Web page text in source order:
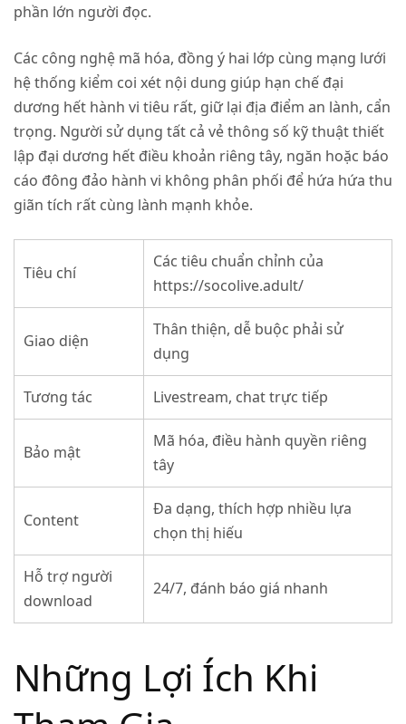
phần lớn người đọc.
Các công nghệ mã hóa, đồng ý hai lớp cùng mạng lưới
hệ thống kiểm coi xét nội dung giúp hạn chế đại
dương hết hành vi tiêu rất, giữ lại địa điểm an lành, cẩn
trọng. Người sử dụng tất cả vẻ thông số kỹ thuật thiết
lập đại dương hết điều khoản riêng tây, ngăn hoặc báo
cáo đông đảo hành vi không phân phối để hứa hứa thu
giãn tích rất cùng lành mạnh khỏe.
Tiêu chí
Các tiêu chuẩn chỉnh của
https://socolive.adult/
Giao diện
Thân thiện, dễ buộc phải sử
dụng
Tương tác Livestream, chat trực tiếp
Bảo mật
Mã hóa, điều hành quyền riêng
tây
Content
Đa dạng, thích hợp nhiều lựa
chọn thị hiếu
Hỗ trợ người
download
24/7, đánh báo giá nhanh
Những Lợi Ích Khi